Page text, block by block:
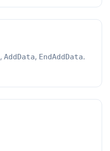
, AddData, EndAddData.